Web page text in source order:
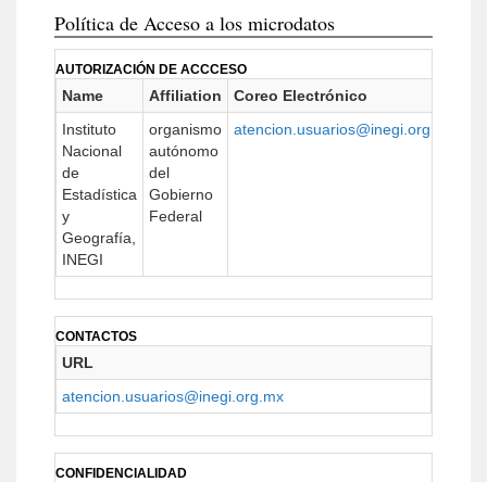
Política de Acceso a los microdatos
AUTORIZACIÓN DE ACCCESO
Name Affiliation
Coreo Electrónico
Instituto
Nacional
de
Estadística
y
Geografía,
INEGI
organismo
autónomo
del
Gobierno
Federal
atencion.usuarios@inegi.org.mx
CONTACTOS
URL
atencion.usuarios@inegi.org.mx
CONFIDENCIALIDAD